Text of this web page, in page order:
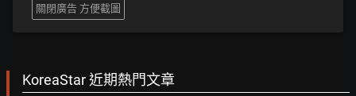
關閉廣告 方便截圖
KoreaStar 近期熱門文章